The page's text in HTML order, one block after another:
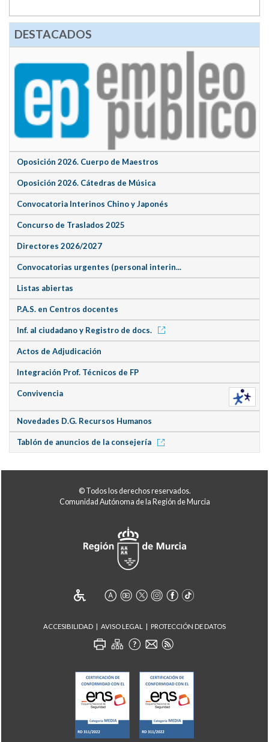
DESTACADOS
Oposición 2026. Cuerpo de Maestros
Oposición 2026. Cátedras de Música
Convocatoria Interinos Chino y Japonés
Concurso de Traslados 2025
Directores 2026/2027
Convocatorias urgentes (personal interin...
Listas abiertas
P.A.S. en Centros docentes
Inf. al ciudadano y Registro de docs.
Actos de Adjudicación
Integración Prof. Técnicos de FP
Convivencia
Novedades D.G. Recursos Humanos
Tablón de anuncios de la consejería
© Todos los derechos reservados.
Comunidad Autónoma de la Región de Murcia
ACCESIBILIDAD AVISO LEGAL PROTECCIÓN DE DATOS